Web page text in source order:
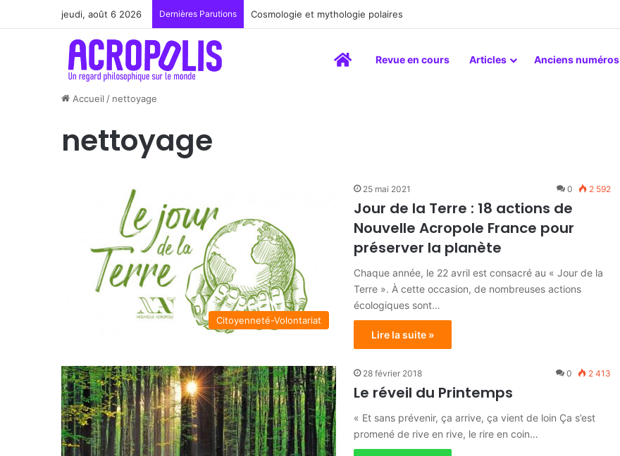
jeudi, août 6 2026 Dernières Parutions Cosmologie et mythologie polaires
AccueilRevue en cours Articles Anciens numéros
Accueil / nettoyage
nettoyage
Citoyenneté-Volontariat
25 mai 2021 0 2 592
Jour de la Terre : 18 actions de
Nouvelle Acropole France pour
préserver la planète
Chaque année, le 22 avril est consacré au « Jour de la
Terre ». À cette occasion, de nombreuses actions
écologiques sont…
Lire la suite »
28 février 2018 0 2 413
Le réveil du Printemps
« Et sans prévenir, ça arrive, ça vient de loin Ça s’est
promené de rive en rive, le rire en coin…